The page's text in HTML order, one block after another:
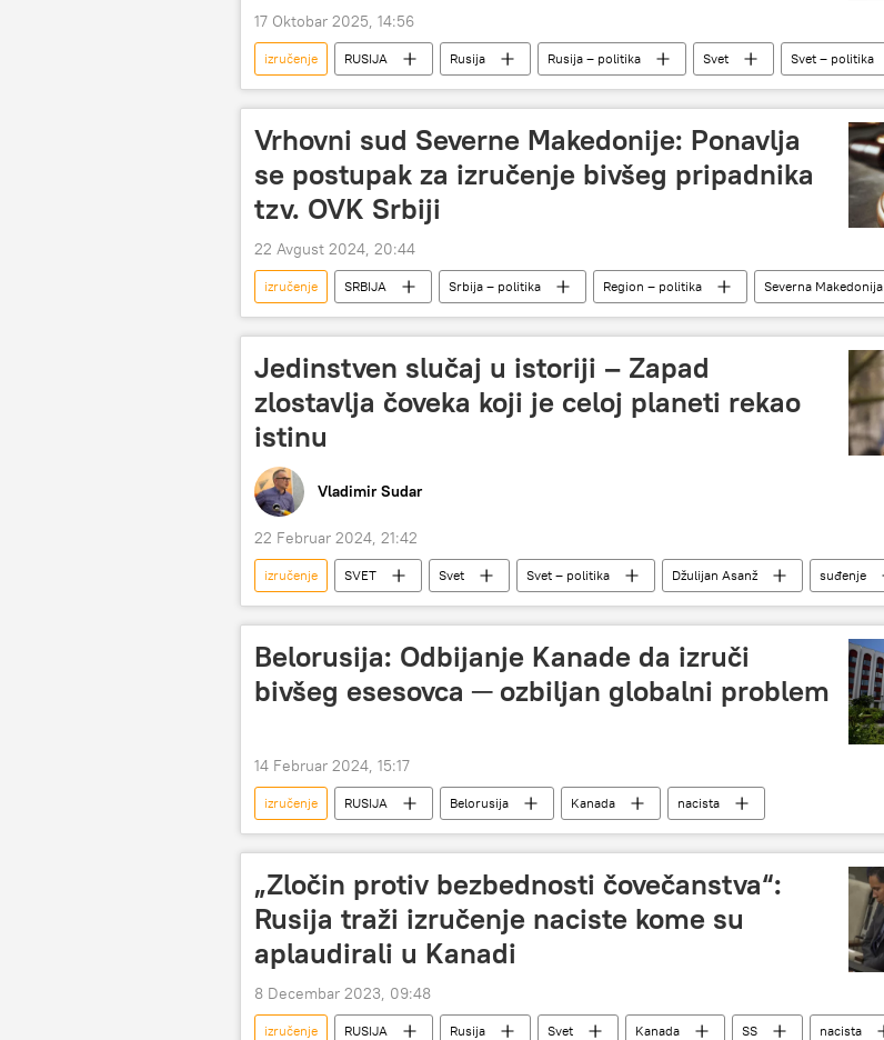
17 Oktobar 2025, 14:56
izručenje RUSIJA Rusija Rusija – politika Svet
Svet – politika
Evropska unija (EU)
Poljska Severni tok Donald Tusk
Vrhovni sud Severne Makedonije: Ponavlja
se postupak za izručenje bivšeg pripadnika
tzv. OVK Srbiji
22 Avgust 2024, 20:44
izručenje SRBIJA Srbija – politika Region – politika
Severna Makedonija
OVK
Jedinstven slučaj u istoriji – Zapad
zlostavlja čoveka koji je celoj planeti rekao
istinu
Vladimir Sudar
22 Februar 2024, 21:42
izručenje SVET Svet Svet – politika Džulijan Asanž
suđenje
Velika Britanija
SAD Analize i mišljenja
Belorusija: Odbijanje Kanade da izruči
bivšeg esesovca ─ ozbiljan globalni problem
14 Februar 2024, 15:17
izručenje RUSIJA Belorusija Kanada nacista
„Zločin protiv bezbednosti čovečanstva“:
Rusija traži izručenje naciste kome su
aplaudirali u Kanadi
8 Decembar 2023, 09:48
izručenje RUSIJA Rusija Svet Kanada SS
nacista